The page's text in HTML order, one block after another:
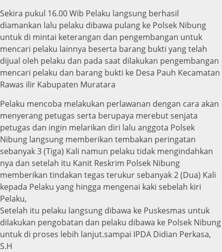
Sekira pukul 16.00 Wib Pelaku langsung berhasil
diamankan lalu pelaku dibawa pulang ke Polsek Nibung
untuk di mintai keterangan dan pengembangan untuk
mencari pelaku lainnya beserta barang bukti yang telah
dijual oleh pelaku dan pada saat dilakukan pengembangan
mencari pelaku dan barang bukti ke Desa Pauh Kecamatan
Rawas ilir Kabupaten Muratara
Pelaku mencoba melakukan perlawanan dengan cara akan
menyerang petugas serta berupaya merebut senjata
petugas dan ingin melarikan diri lalu anggota Polsek
Nibung langsung memberikan tembakan peringatan
sebanyak 3 (Tiga) Kali namun pelaku tidak mengindahkan
nya dan setelah itu Kanit Reskrim Polsek Nibung
memberikan tindakan tegas terukur sebanyak 2 (Dua) Kali
kepada Pelaku yang hingga mengenai kaki sebelah kiri
Pelaku,
Setelah itu pelaku langsung dibawa ke Puskesmas untuk
dilakukan pengobatan dan pelaku dibawa ke Polsek Nibung
untuk di proses lebih lanjut.sampai IPDA Didian Perkasa,
S.H